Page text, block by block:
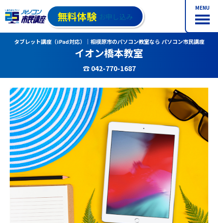
MENU
無料体験 お申し込み
タブレット講座（iPad対応）｜相模原市のパソコン教室なら パソコン市民講座
イオン橋本教室
☎ 042-770-1687